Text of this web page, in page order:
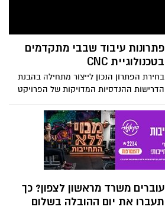
פתרונות עיבוד שבבי מתקדמים
בטכנולוגיית CNC
בחירת הפתרון הנכון לייצור מתחילה בהבנת
הדרישות ההנדסיות המדויקות של הפרויקט
והתאמתן ליכולות המכונה. כשאנחנו מדברים
על עיבוד שבבי cnc, המטרה היא להשיג דיוק
ברמת המיקרון תוך שמירה על חזרתיות
גבוהה.
עוברים משרד מראשון לצפון? כך
תעברו את יום ההובלה בשלום